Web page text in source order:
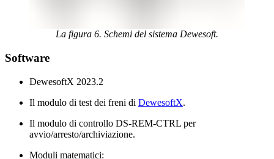
La figura 6. Schemi del sistema Dewesoft.
Software
DewesoftX 2023.2
Il modulo di test dei freni di DewesoftX.
Il modulo di controllo DS-REM-CTRL per
avvio/arresto/archiviazione.
Moduli matematici: